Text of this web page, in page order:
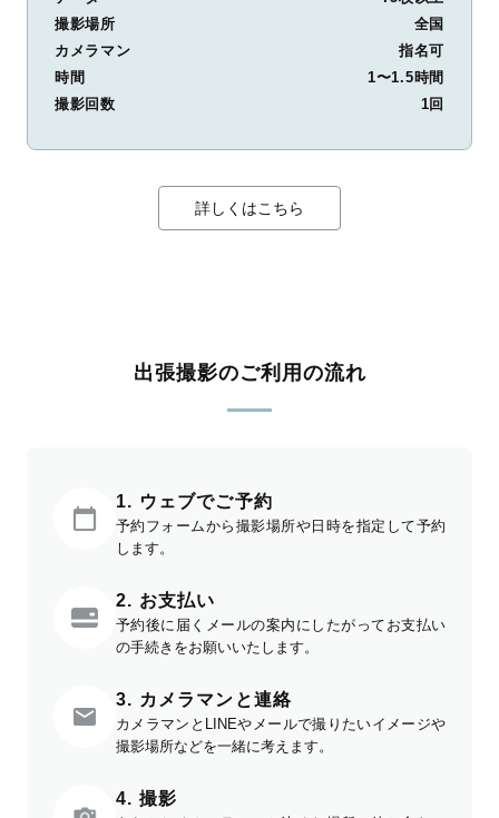
撮影場所
全国
カメラマン
指名可
時間
1〜1.5時間
撮影回数
1回
詳しくはこちら
出張撮影のご利用の流れ
1. ウェブでご予約
予約フォームから撮影場所や日時を指定して予約
します。
2. お支払い
予約後に届くメールの案内にしたがってお支払い
の手続きをお願いいたします。
3. カメラマンと連絡
カメラマンとLINEやメールで撮りたいイメージや
撮影場所などを一緒に考えます。
4. 撮影